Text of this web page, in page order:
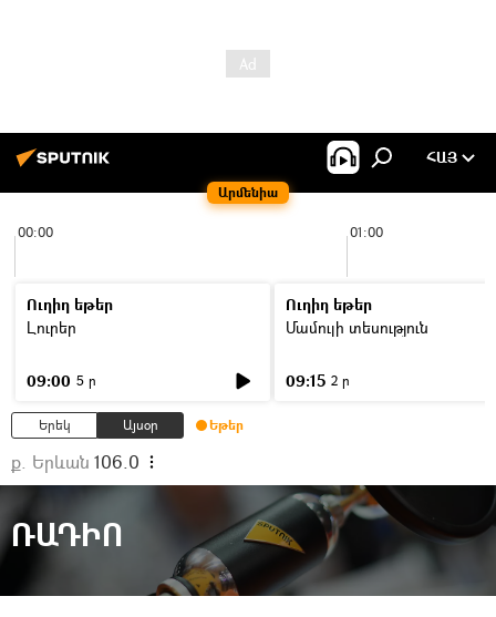
Արմենիա
ՀԱՅ
00:00 01:00
Ուղիղ եթեր
Լուրեր
09:00 5 ր
Ուղիղ եթեր
Մամուլի տեսություն
09:15 2 ր
Երեկ Այսօր Եթեր
ք. Երևան 106.0
ՌԱԴԻՈ